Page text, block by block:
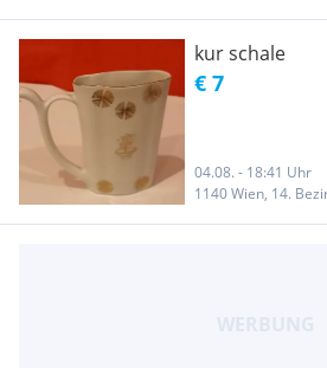
kur schale
€ 7
04.08. - 18:41 Uhr
1140 Wien, 14.